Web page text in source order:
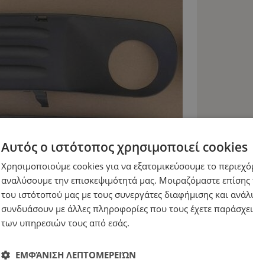
Αυτός ο ιστότοπος χρησιμοποιεί cookies
Χρησιμοποιούμε cookies για να εξατομικεύσουμε το
αναλύσουμε την επισκεψιμότητά μας. Μοιραζόμαστε
του ιστότοπού μας με τους συνεργάτες διαφήμισης και
συνδυάσουν με άλλες πληροφορίες που τους έχετε
των υπηρεσιών τους από εσάς.
ΕΜΦΆΝΙΣΗ ΛΕΠΤΟΜΕΡΕΙΏΝ